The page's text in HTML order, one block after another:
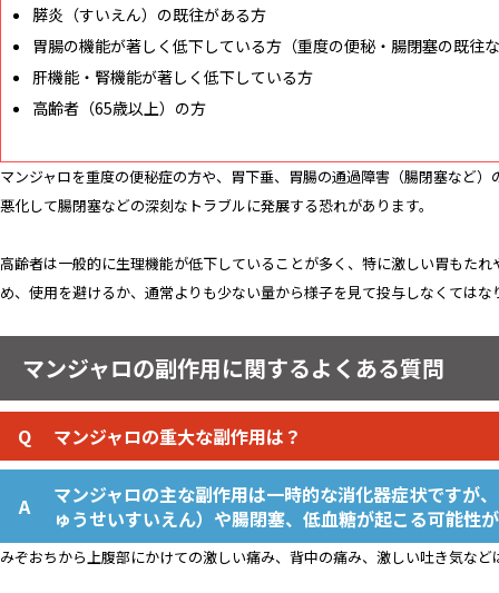
膵炎（すいえん）の既往がある方
胃腸の機能が著しく低下している方（重度の便秘・腸閉塞の既往
肝機能・腎機能が著しく低下している方
高齢者（65歳以上）の方
マンジャロを重度の便秘症の方や、胃下垂、胃腸の通過障害（腸閉塞など
悪化して腸閉塞などの深刻なトラブルに発展する恐れがあります。
高齢者は一般的に生理機能が低下していることが多く、特に激しい胃もた
め、使用を避けるか、通常よりも少ない量から様子を見て投与しなくてはな
マンジャロの副作用に関するよくある質問
マンジャロの重大な副作用は？
マンジャロの主な副作用は一時的な消化器症状ですが
ゅうせいすいえん）や腸閉塞、低血糖が起こる可能性
みぞおちから上腹部にかけての激しい痛み、背中の痛み、激しい吐き気など